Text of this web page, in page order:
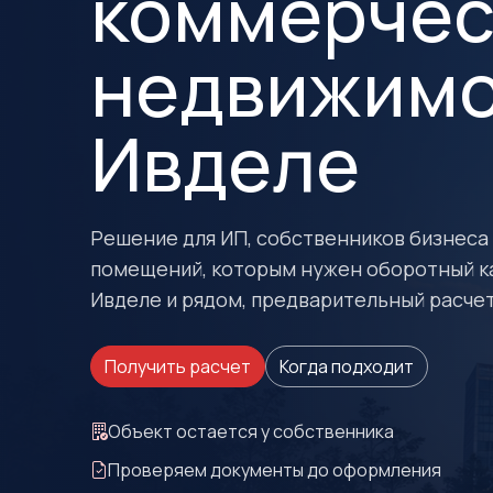
Ивделе
Решение для ИП, собственников
помещений, которым нужен оборотный
Ивделе и рядом, предварительный
Получить расчет Когда подходит
Объект остается у собственника
Проверяем документы до оформления